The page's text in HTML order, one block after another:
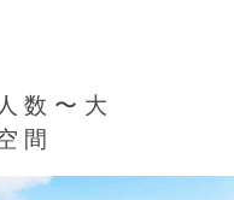
数〜大
間